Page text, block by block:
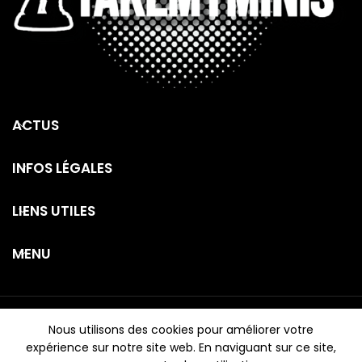
ACTUS
INFOS LÉGALES
LIENS UTILES
MENU
Nous utilisons des cookies pour améliorer votre
expérience sur notre site web. En naviguant sur ce site,